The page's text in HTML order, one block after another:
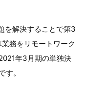
を解決することで第3
務をリモートワーク
年3 月期の単独決
。